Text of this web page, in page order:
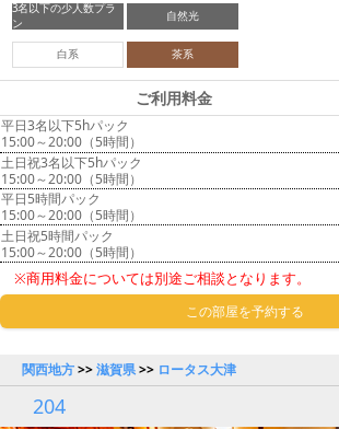
3名以下の少人数プラ
ン
自然光
白系 茶系
ご利用料金
平日3名以下5hパック
15:00～20:00（5時間）
土日祝3名以下5hパック
15:00～20:00（5時間）
平日5時間パック
15:00～20:00（5時間）
土日祝5時間パック
15:00～20:00（5時間）
※商用料金については別途ご相談となります。
この部屋を予約する
関西地方>>滋賀県>> ロータス大津
204